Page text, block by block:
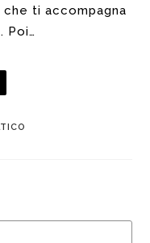
ti accompagna
Poi…